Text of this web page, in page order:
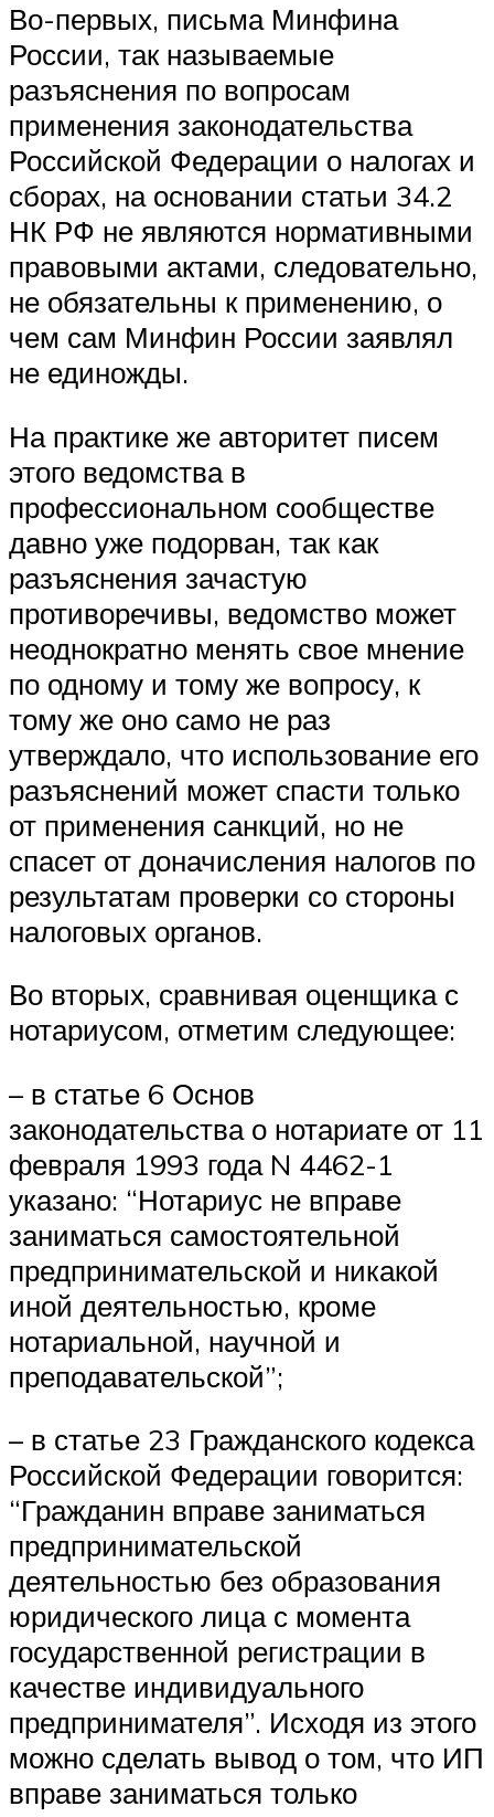
Во-первых, письма Минфина
России, так называемые
разъяснения по вопросам
применения законодательства
Российской Федерации о налогах и
сборах, на основании статьи 34.2
НК РФ не являются нормативными
правовыми актами, следовательно,
не обязательны к применению, о
чем сам Минфин России заявлял
не единожды.
На практике же авторитет писем
этого ведомства в
профессиональном сообществе
давно уже подорван, так как
разъяснения зачастую
противоречивы, ведомство может
неоднократно менять свое мнение
по одному и тому же вопросу, к
тому же оно само не раз
утверждало, что использование его
разъяснений может спасти только
от применения санкций, но не
спасет от доначисления налогов по
результатам проверки со стороны
налоговых органов.
Во вторых, сравнивая оценщика с
нотариусом, отметим следующее:
– в статье 6 Основ
законодательства о нотариате от 11
февраля 1993 года N 4462-1
указано: “Нотариус не вправе
заниматься самостоятельной
предпринимательской и никакой
иной деятельностью, кроме
нотариальной, научной и
преподавательской”;
– в статье 23 Гражданского кодекса
Российской Федерации говорится:
“Гражданин вправе заниматься
предпринимательской
деятельностью без образования
юридического лица с момента
государственной регистрации в
качестве индивидуального
предпринимателя”. Исходя из этого
можно сделать вывод о том, что ИП
вправе заниматься только